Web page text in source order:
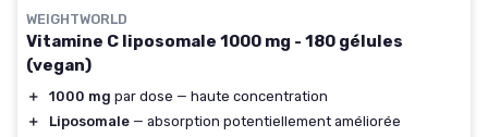
WEIGHTWORLD
Vitamine C liposomale 1000 mg - 180 gélules
(vegan)
＋ 1000 mg par dose — haute concentration
＋
Liposomale — absorption potentiellement améliorée